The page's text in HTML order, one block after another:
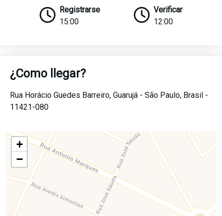
Registrarse
15:00
Verificar
12:00
¿Como llegar?
Rua Horácio Guedes Barreiro, Guarujá - São Paulo, Brasil -
11421-080
+
−